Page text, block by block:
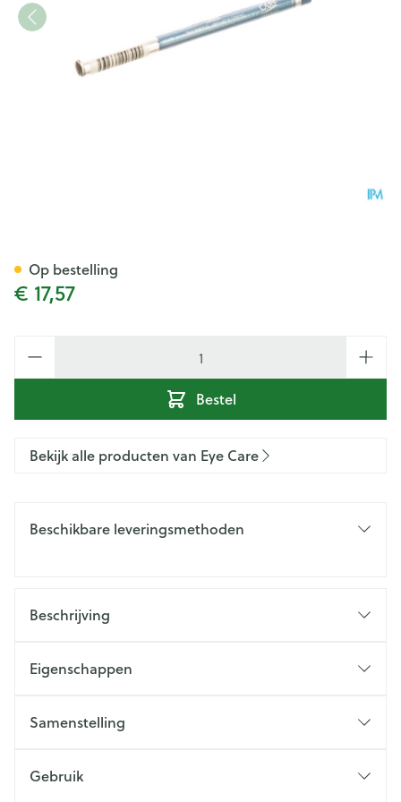
€ 17,57
Bestel
Op bestelling
Bekijk alle producten van Eye Care
Beschikbare leveringsmethoden
Beschrijving
Eigenschappen
Samenstelling
Gebruik